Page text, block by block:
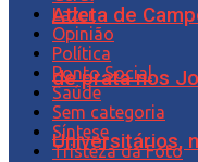
Atleta de
de prata nos
Universitários,
Lazer
Opinião
Política
Ponto Social
Saúde
Sem categoria
Síntese
Tristeza da Foto